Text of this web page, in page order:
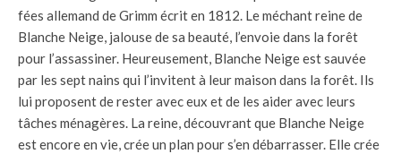
fées allemand de Grimm écrit en 1812. Le méchant reine de
Blanche Neige, jalouse de sa beauté, l’envoie dans la forêt
pour l’assassiner. Heureusement, Blanche Neige est sauvée
par les sept nains qui l’invitent à leur maison dans la forêt. Ils
lui proposent de rester avec eux et de les aider avec leurs
tâches ménagères. La reine, découvrant que Blanche Neige
est encore en vie, crée un plan pour s’en débarrasser. Elle crée